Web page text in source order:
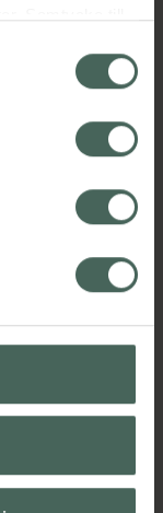
påverkar inte
återkallelsen.
oss från Skåne i
och på
att prata